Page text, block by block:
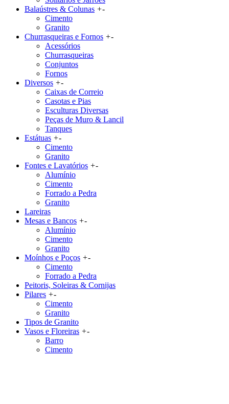
Balaústres & Colunas +-
Cimento
Granito
Churrasqueiras e Fornos +-
Acessórios
Churrasqueiras
Conjuntos
Fornos
Diversos +-
Caixas de Correio
Casotas e Pias
Esculturas Diversas
Peças de Muro & Lancil
Tanques
Estátuas +-
Cimento
Granito
Fontes e Lavatórios +-
Alumínio
Cimento
Forrado a Pedra
Granito
Lareiras
Mesas e Bancos +-
Alumínio
Cimento
Granito
Moínhos e Poços +-
Cimento
Forrado a Pedra
Peitoris, Soleiras & Cornijas
Pilares +-
Cimento
Granito
Tipos de Granito
Vasos e Floreiras +-
Barro
Cimento